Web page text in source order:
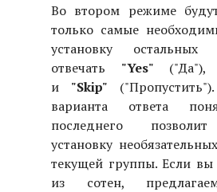
Во втором режиме
только самые
установку
отвечать "Yes" ("Да"),
и "Skip"
варианта ответа
последнего
установку
текущей группы. Если вы
из сотен,